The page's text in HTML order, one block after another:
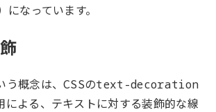
なっています。
う概念は、CSSのtext-decoration
による、テキストに対する装飾的な線